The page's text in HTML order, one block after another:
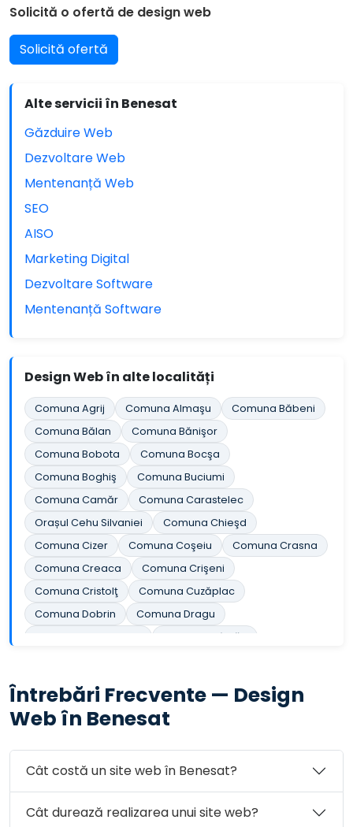
Solicită o ofertă de design web
Solicită ofertă
Alte servicii în Benesat
Găzduire Web
Dezvoltare Web
Mentenanță Web
SEO
AISO
Marketing Digital
Dezvoltare Software
Mentenanță Software
Design Web în alte localități
Comuna Agrij Comuna Almaşu
Comuna Băbeni
Comuna Bălan
Comuna Bănişor
Comuna Bobota
Comuna Bocşa
Comuna Boghiş
Comuna Buciumi
Comuna Camăr
Comuna Carastelec
Orașul Cehu Silvaniei
Comuna Chieşd
Comuna Cizer
Comuna Coşeiu
Comuna Crasna
Comuna Creaca
Comuna Crişeni
Comuna Cristolţ
Comuna Cuzăplac
Comuna Dobrin
Comuna Dragu
Comuna Gâlgău
Comuna Horoatu Crasnei
Comuna Ileanda
Comuna Ip
Orașul Jibou
Comuna Lozna
Comuna Măerişte
Comuna Marca
Comuna Meseşenii de Jos
Comuna Mirşid
Comuna Năpradea
Comuna Nuşfalău
Comuna Pericei
Întrebări Frecvente — Design
Web în Benesat
Cât costă un site web în Benesat?
Cât durează realizarea unui site web?